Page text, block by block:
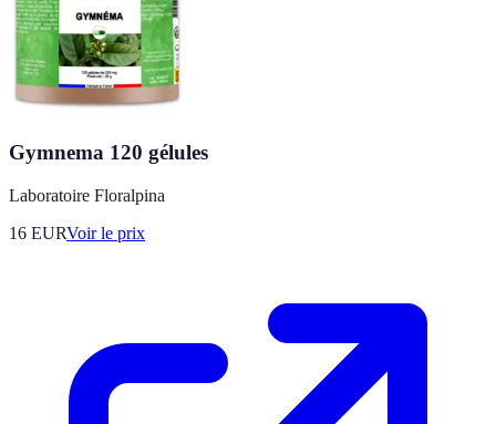
Gymnema 120 gélules
Laboratoire Floralpina
16 EURVoir le prix